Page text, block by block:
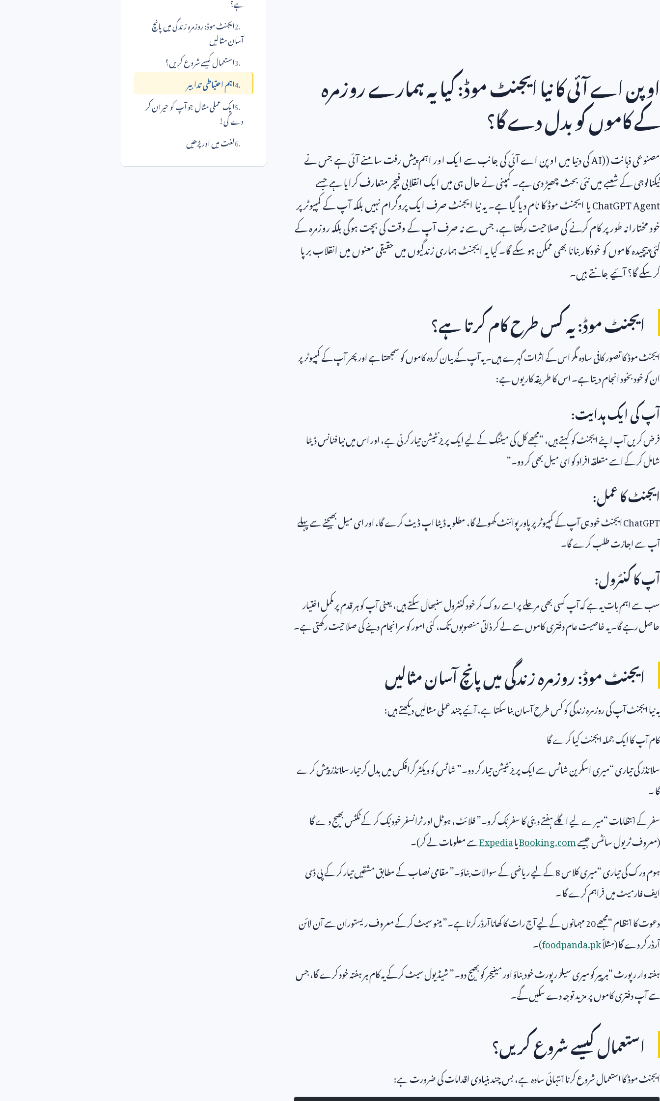
اوپن اے آئی کا نیا ایجنٹ موڈ: کیا یہ ہمارے روزمرہ
کے کاموں کو بدل دے گا؟
مصنوعی ذہانت (AI)کی دنیا میں اوپن اے آئی کی جانب سے ایک اور اہم پیش رفت سامنے آئی ہے جس نے
ٹیکنالوجی کے شعبے میں نئی بحث چھیڑ دی ہے۔ کمپنی نے حال ہی میں ایک انقلابی فیچر متعارف کرایا ہے جسے
ChatGPT Agentیا ایجنٹ موڈ کا نام دیا گیا ہے۔ یہ نیا ایجنٹ صرف ایک پروگرام نہیں بلکہ آپ کے کمپیوٹر پر
خود مختارانہ طور پر کام کرنے کی صلاحیت رکھتا ہے، جس سے نہ صرف آپ کے وقت کی بچت ہوگی بلکہ روزمرہ کے
کئی پیچیدہ کاموں کو خودکار بنانا بھی ممکن ہو سکے گا۔ کیا یہ ایجنٹ ہماری زندگیوں میں حقیقی معنوں میں انقلاب برپا
کر سکے گا؟ آئیے جانتے ہیں۔
ایجنٹ موڈ: یہ کس طرح کام کرتا ہے؟
ایجنٹ موڈ کا تصور کافی سادہ مگر اس کے اثرات گہرے ہیں۔ یہ آپ کے بیان کردہ کاموں کو سمجھتا ہے اور پھر آپ کے کمپیوٹر پر
ان کو خود بخود انجام دیتا ہے۔ اس کا طریقہ کار یوں ہے:
آپ کی ایک ہدایت:
فرض کریں آپ اپنے ایجنٹ کو کہتے ہیں، “مجھے کل کی میٹنگ کے لیے ایک پریزنٹیشن تیار کرنی ہے، اور اس میں نیا فنانس ڈیٹا
شامل کر کے اسے متعلقہ افراد کو ای میل بھی کر دو۔“
ایجنٹ کا عمل:
ChatGPTایجنٹ خود ہی آپ کے کمپیوٹر پر پاور پوائنٹ کھولے گا، مطلوبہ ڈیٹا اپ ڈیٹ کرے گا، اور ای میل بھیجنے سے پہلے
آپ سے اجازت طلب کرے گا۔
آپ کا کنٹرول:
سب سے اہم بات یہ ہے کہ آپ کسی بھی مرحلے پر اسے روک کر خود کنٹرول سنبھال سکتے ہیں، یعنی آپ کو ہر قدم پر مکمل اختیار
حاصل رہے گا۔ یہ خاصیت عام دفتری کاموں سے لے کر ذاتی منصوبوں تک، کئی امور کو سرانجام دینے کی صلاحیت رکھتی ہے۔
ایجنٹ موڈ: روزمرہ زندگی میں پانچ آسان مثالیں
یہ نیا ایجنٹ آپ کی روزمرہ زندگی کو کس طرح آسان بنا سکتا ہے، آئیے چند عملی مثالیں دیکھتے ہیں:
کام آپ کا ایک جملہ ایجنٹ کیا کرے گا
سلائڈز کی تیاری “میری اسکرین شاٹس سے ایک پریزنٹیشن تیار کر دو۔” شاٹس کو ویکٹر گرافکس میں بدل کر تیار سلائڈز پیش کرے
گا ۔
سفر کے انتظامات “میرے لیے اگلے ہفتے دبئی کا سفر بُک کرو۔” فلائٹ، ہوٹل اور ٹرانسفر خود بُک کر کے ٹکٹس بھیج دے گا
(معروف ٹریول سائٹس جیسےBooking.comیاExpediaسے معلومات لے کر)۔
ہوم ورک کی تیاری “میری کلاس8کے لیے ریاضی کے سوالات بناؤ۔” مقامی نصاب کے مطابق مشقیں تیار کر کے پی ڈی
ایف فارمیٹ میں فراہم کرے گا ۔
دعوت کا انتظام “مجھے20مہمانوں کے لیے آج رات کا کھانا آرڈر کرنا ہے۔” مینو سیٹ کر کے معروف ریستوران سے آن لائن
آرڈر کر دے گا (مثلاًfoodpanda.pk)۔
ہفتہ وار رپورٹ “ہر پیر کو میری سیلز رپورٹ خود بناؤ اور مینیجر کو بھیج دو۔” شیڈیول سیٹ کر کے یہ کام ہر ہفتہ خود کرے گا، جس
سے آپ دفتری کاموں پر مزید توجہ دے سکیں گے۔
استعمال کیسے شروع کریں؟
ایجنٹ موڈ کا استعمال شروع کرنا انتہائی سادہ ہے، بس چند بنیادی اقدامات کی ضرورت ہے:
ایجنٹ موڈ: روزمرہ زندگی میں پانچ
آسان مثالیں
استعمال کیسے شروع کریں؟
اہم احتیاطی تدابیر
ایک عملی مثال جو آپ کو حیران کر
دے گی!
لغت میں اور پڑھیں